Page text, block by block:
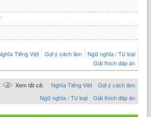
Tiếng Việt Gợi ý cách làm
Ngữ nghĩa / Từ loại
Giải thích đáp án
Xem tất cả: Nghĩa Tiếng Việt
Gợi ý cách làm
Ngữ nghĩa / Từ loại
Giải thích đáp án